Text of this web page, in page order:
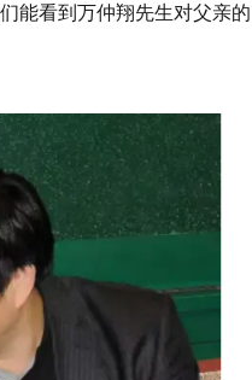
能看到万仲翔先生对父亲的